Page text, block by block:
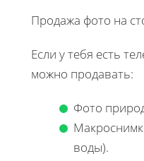
Продажа фото на
Если у тебя есть
можно продавать:
Фото
воды).